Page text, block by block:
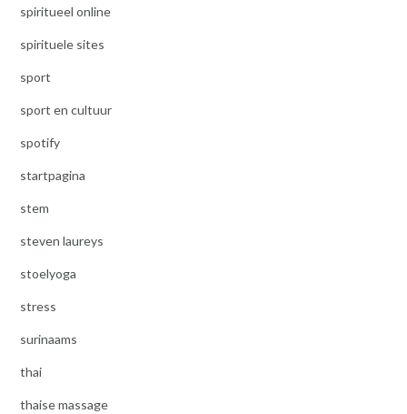
spiritueel online
spirituele sites
sport
sport en cultuur
spotify
startpagina
stem
steven laureys
stoelyoga
stress
surinaams
thai
thaise massage